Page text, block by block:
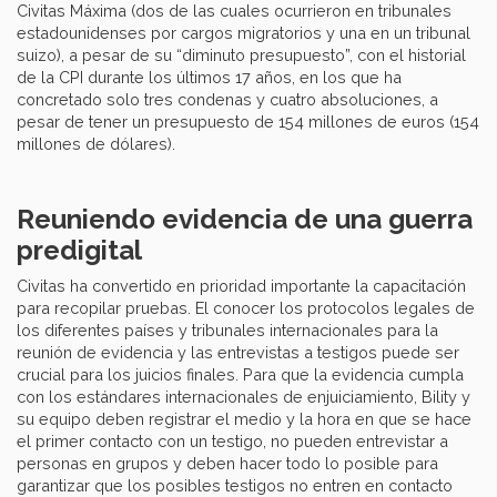
Civitas Máxima (dos de las cuales ocurrieron en tribunales
estadounidenses por cargos migratorios y una en un tribunal
suizo), a pesar de su “diminuto presupuesto”, con el historial
de la CPI durante los últimos 17 años, en los que ha
concretado solo tres condenas y cuatro absoluciones, a
pesar de tener un presupuesto de 154 millones de euros (154
millones de dólares).
Reuniendo evidencia de una guerra
predigital
Civitas ha convertido en prioridad importante la capacitación
para recopilar pruebas. El conocer los protocolos legales de
los diferentes países y tribunales internacionales para la
reunión de evidencia y las entrevistas a testigos puede ser
crucial para los juicios finales. Para que la evidencia cumpla
con los estándares internacionales de enjuiciamiento, Bility y
su equipo deben registrar el medio y la hora en que se hace
el primer contacto con un testigo, no pueden entrevistar a
personas en grupos y deben hacer todo lo posible para
garantizar que los posibles testigos no entren en contacto